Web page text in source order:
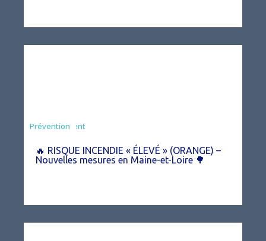
Agriculture
Arrêté
Environnement
Prévention
🔥 RISQUE INCENDIE « ÉLEVÉ » (ORANGE) –
Nouvelles mesures en Maine-et-Loire 🌳